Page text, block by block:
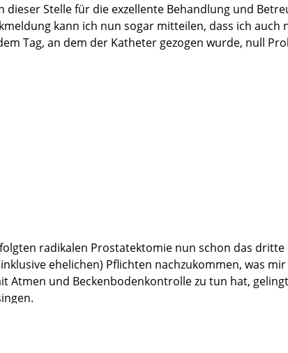
Stelle für die exzellente Behandlung und
kann ich nun sogar mitteilen, dass ich
Tag, an dem der Katheter gezogen wurde, null
radikalen Prostatektomie nun schon das
ehelichen) Pflichten nachzukommen, was
Atmen und Beckenbodenkontrolle zu tun hat,
von Patienten mit wesentlich schlechteren